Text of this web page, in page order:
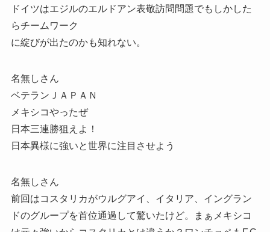
ドイツはエジルのエルドアン表敬訪問問題でもしかした
らチームワーク
に綻びが出たのかも知れない。
名無しさん
ベテランＪＡＰＡＮ
メキシコやったぜ
日本三連勝狙えよ！
日本異様に強いと世界に注目させよう
名無しさん
前回はコスタリカがウルグアイ、イタリア、イングラン
ドのグループを首位通過して驚いたけど。まぁメキシコ